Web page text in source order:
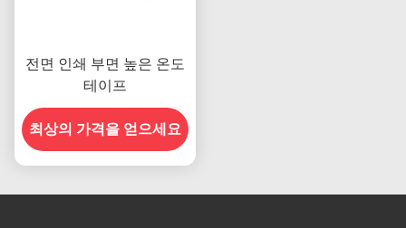
전면 인쇄 부면 높은 온도
테이프
최상의 가격을 얻으세요